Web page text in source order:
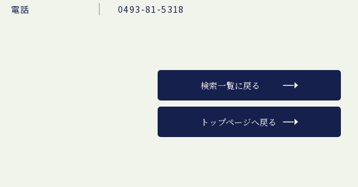
電話 0493-81-5318
検索一覧に戻る
トップページへ戻る